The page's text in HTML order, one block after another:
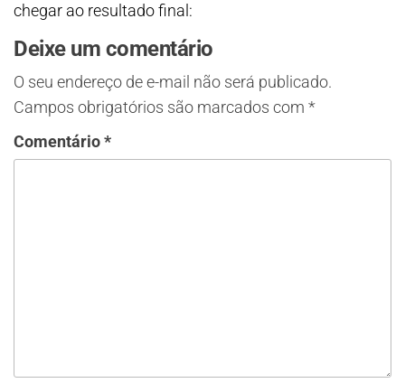
chegar ao resultado final:
Deixe um comentário
O seu endereço de e-mail não será publicado.
Campos obrigatórios são marcados com *
Comentário*